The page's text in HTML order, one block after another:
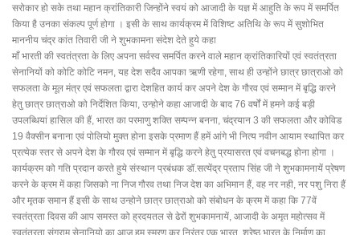
सरोकार हो सके तथा महान क्रांतिकारी जिन्होंने स्वयं को आजादी के यज्ञ में आहुति के रूप में समर्पित
किया है उनका संकल्प पूर्ण होगा । इसी के साथ कार्यक्रम में विशिष्ट अतिथि के रूप में सुशोभित
माननीय चंद्र कांत तिवारी जी ने शुभकामना संदेश देते हुये कहा
माँ भारती की स्वतंत्रता के लिए अपना सर्वस्व समर्पित करने वाले महान क्रांतिकारियों एवं स्वतंत्रता
सेनानियों को कोटि कोटि नमन, यह देश सदैव आपका ऋणी रहेगा, साथ ही उन्होंने छात्र छात्राओ को
सफलता के मूल मंत्र एवं सफलता द्वारा देशहित कार्य कर अपने देश के गौरव एवं सम्मान में बृद्धि करने
हेतु छात्र छात्राओ को निर्देशित किया, उन्होने कहा आजादी के बाद 76 वर्षों में हमने कई बड़ी
उपलब्धियां हासिल की हैं, भारत का परमाणु शक्ति सम्पन्न बनना, चंद्रयान 3 की सफलता और कोविड
19 वैक्सीन बनाना एवं पोलियो मुक्त होना इसके प्रमाण हैं हमें आंगे भी नित्य नवीन आयाम स्थापित कर
प्रत्येक स्तर से अपने देश के गौरव एवं सम्मान में बृद्धि करने हेतु प्रयासरत एवं वचनबद्ध होना होगा ।
कार्यक्रम को गति प्रदान करते हुये संस्थान प्रबंधक डॉ.सत्येंद्र प्रताप सिंह जी ने शुभकामनायें प्रेषण
करने के क्रम में कहा जिसको ना निज गौरव तथा निज देश का अभिमान हैं, वह नर नही, नर पशु निरा हैं
और मृतक समान हैं इसी के साथ उन्होने छात्र छात्राओ को संबोधन के क्रम में कहा कि 77वें
स्वतंत्रता दिवस की आप समस्त को ह्रदयतल से ढेरों शुभकामनायें, आजादी के अमृत महोत्सव में